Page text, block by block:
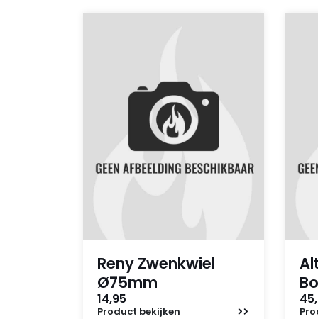
Reny Zwenkwiel
Ø75mm
14,95
Product bekijken